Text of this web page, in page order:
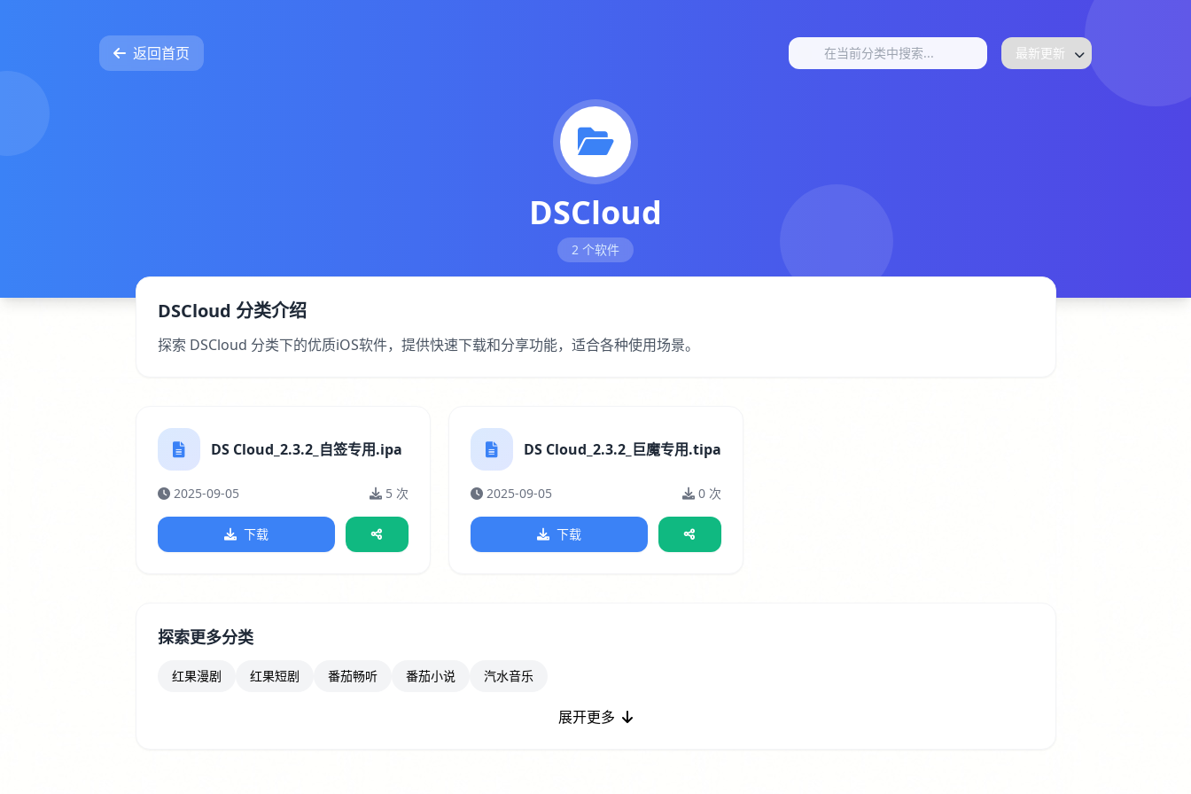
返回首页
DSCloud
2 个软件
DSCloud 分类介绍
探索 DSCloud 分类下的优质iOS软件，提供快速下载和分享功能，适合各种使用场景。
DS Cloud_2.3.2_自签专用.ipa
2025-09-05 5 次
下载
DS Cloud_2.3.2_巨魔专用.tipa
2025-09-05 0 次
下载
探索更多分类
红果漫剧 红果短剧 番茄畅听 番茄小说 汽水音乐
展开更多